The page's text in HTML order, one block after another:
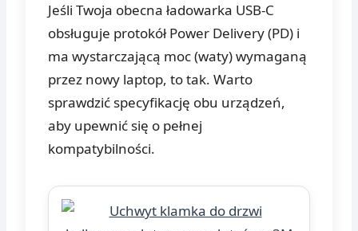
Jeśli Twoja obecna ładowarka USB-C
obsługuje protokół Power Delivery (PD) i
ma wystarczającą moc (waty) wymaganą
przez nowy laptop, to tak. Warto
sprawdzić specyfikację obu urządzeń,
aby upewnić się o pełnej
kompatybilności.